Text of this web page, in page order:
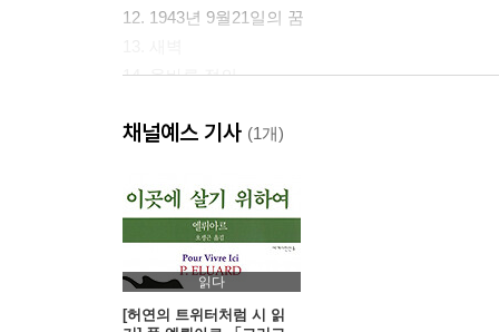
12. 1943년 9월21일의 꿈
14. 올바른 정의
16. 야간통행금지 가브리엘 페리
18. 우리의 삶 Ⅱ
19. 시는 구체적인 진실을 목표로 삼아야 한다.
20. 사랑의 힘에 대하여
21. 불사조
22. 경쾌한 노래
채널예스 기사 (1개)
읽다
[허연의 트위터처럼 시 읽